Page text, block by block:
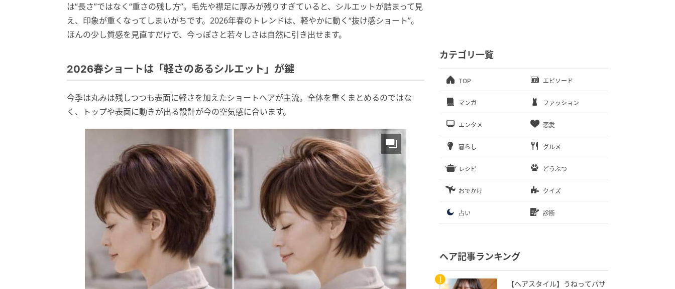
は“長さ”ではなく“重さの残し方”。毛先や襟足に厚みが残りすぎていると、シルエットが詰まって見
え、印象が重くなってしまいがちです。2026年春のトレンドは、軽やかに動く“抜け感ショート”。
ほんの少し質感を見直すだけで、今っぽさと若々しさは自然に引き出せます。
2026春ショートは「軽さのあるシルエット」が鍵
今季は丸みは残しつつも表面に軽さを加えたショートヘアが主流。全体を重くまとめるのではな
く、トップや表面に動きが出る設計が今の空気感に合います。
カテゴリ一覧
TOP エピソード
マンガ ファッション
エンタメ 恋愛
暮らし グルメ
レシピ どうぶつ
おでかけ クイズ
占い 診断
ヘア記事ランキング
【ヘアスタイル】うねってパサ